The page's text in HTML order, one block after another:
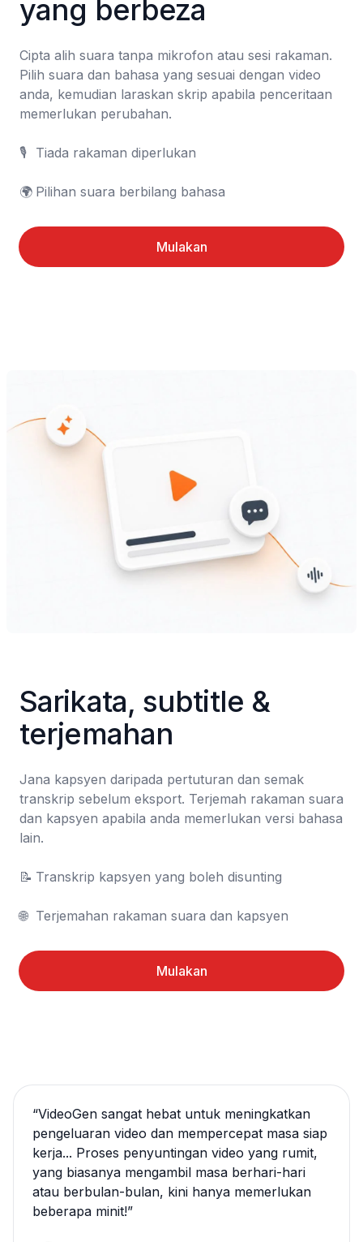
yang berbeza
Cipta alih suara tanpa mikrofon atau sesi rakaman.
Pilih suara dan bahasa yang sesuai dengan video
anda, kemudian laraskan skrip apabila penceritaan
memerlukan perubahan.
🎙️	Tiada rakaman diperlukan
🌍	Pilihan suara berbilang bahasa
Mulakan
Sarikata, subtitle &
terjemahan
Jana kapsyen daripada pertuturan dan semak
transkrip sebelum eksport. Terjemah rakaman suara
dan kapsyen apabila anda memerlukan versi bahasa
lain.
📝	Transkrip kapsyen yang boleh disunting
🌐	Terjemahan rakaman suara dan kapsyen
Mulakan
“VideoGen sangat hebat untuk meningkatkan
pengeluaran video dan mempercepat masa siap
kerja... Proses penyuntingan video yang rumit,
yang biasanya mengambil masa berhari-hari
atau berbulan-bulan, kini hanya memerlukan
beberapa minit!”